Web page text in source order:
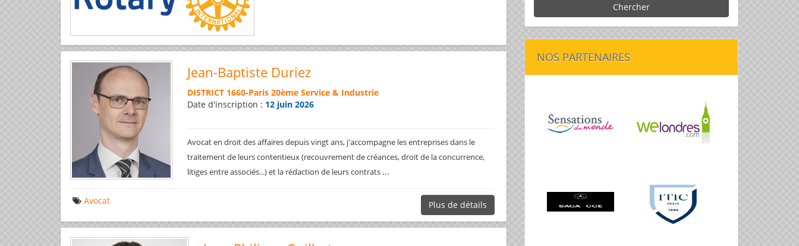
Jean-Baptiste Duriez
DISTRICT 1660-Paris 20ème Service & Industrie
Date d'inscription : 12 juin 2026
Avocat en droit des affaires depuis vingt ans, j'accompagne les entreprises dans le
traitement de leurs contentieux (recouvrement de créances, droit de la concurrence,
litiges entre associés...) et la rédaction de leurs contrats ...
Plus de détails
Avocat
Chercher
NOS PARTENAIRES